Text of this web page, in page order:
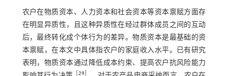
农户在物质资本、人力资本和社会资本等资本禀赋方面存
在明显异质性，且这种异质性在经过群体成员之间的互动
后，最终转化成个体行为的差异。物质资本是最基础的资
本禀赋，在本文中具体指农户的家庭收入水平。已有研究
表明，物质资本通过降低成本约束、提高农户抗风险能力
［29